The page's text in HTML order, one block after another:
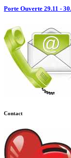
Porte Ouverte 29.11 -
Contact